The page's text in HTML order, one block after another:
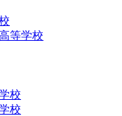
等学校
校
校